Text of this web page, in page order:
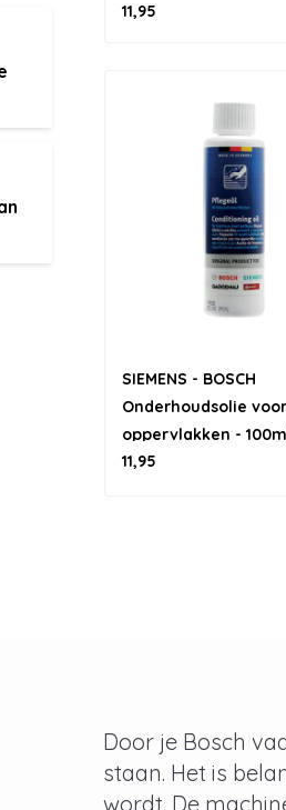
11,95
SIEMENS - BOSCH
Onderhoudsolie voor
oppervlakken -
11,95
Door je Bosch
staan. Het is
wordt. De